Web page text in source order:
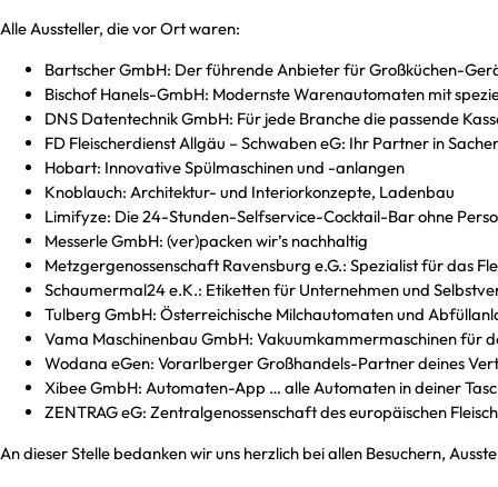
Alle Aussteller, die vor Ort waren:
Bartscher GmbH: Der führende Anbieter für Großküchen-
Bischof Hanels-GmbH: Modernste Warenautomaten mit
DNS Datentechnik GmbH: Für jede Branche die passende
FD Fleischerdienst Allgäu – Schwaben eG: Ihr Partner in
Hobart: Innovative Spülmaschinen und -anlangen
Knoblauch: Architektur- und Interiorkonzepte, Ladenbau
Limifyze: Die 24-Stunden-Selfservice-Cocktail-Bar ohne
Messerle GmbH: (ver)packen wir’s nachhaltig
Metzgergenossenschaft Ravensburg e.G.: Spezialist für das
Schaumermal24 e.K.: Etiketten für Unternehmen und
Tulberg GmbH: Österreichische Milchautomaten und
Vama Maschinenbau GmbH: Vakuumkammermaschinen für
Wodana eGen: Vorarlberger Großhandels-Partner deines
Xibee GmbH: Automaten-App … alle Automaten in deiner
ZENTRAG eG: Zentralgenossenschaft des europäischen
An dieser Stelle bedanken wir uns herzlich bei allen Besuchern,